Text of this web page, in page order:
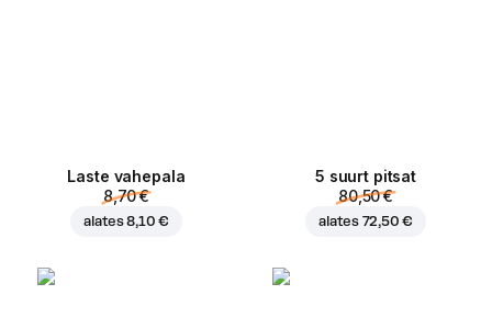
Laste vahepala
8,70 €
alates8,10 €
5 suurt pitsat
80,50 €
alates 72,50 €